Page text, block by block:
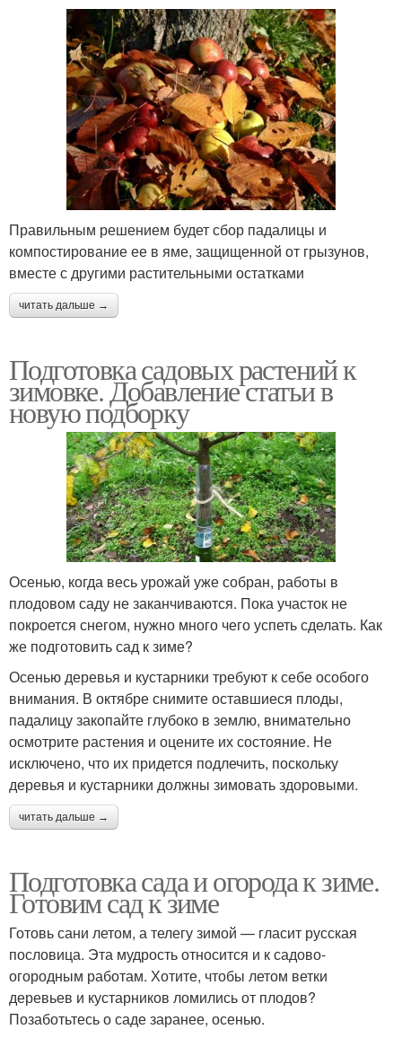
Правильным решением будет сбор падалицы и
компостирование ее в яме, защищенной от грызунов,
вместе с другими растительными остатками
читать дальше →
Подготовка садовых растений к
зимовке. Добавление статьи в
новую подборку
Осенью, когда весь урожай уже собран, работы в
плодовом саду не заканчиваются. Пока участок не
покроется снегом, нужно много чего успеть сделать. Как
же подготовить сад к зиме?
Осенью деревья и кустарники требуют к себе особого
внимания. В октябре снимите оставшиеся плоды,
падалицу закопайте глубоко в землю, внимательно
осмотрите растения и оцените их состояние. Не
исключено, что их придется подлечить, поскольку
деревья и кустарники должны зимовать здоровыми.
читать дальше →
Подготовка сада и огорода к зиме.
Готовим сад к зиме
Готовь сани летом, а телегу зимой — гласит русская
пословица. Эта мудрость относится и к садово-
огородным работам. Хотите, чтобы летом ветки
деревьев и кустарников ломились от плодов?
Позаботьтесь о саде заранее, осенью.